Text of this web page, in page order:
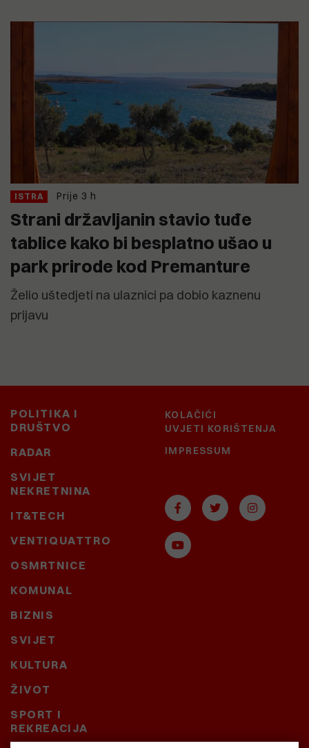
ISTRA Prije 3 h
Strani državljanin stavio tuđe
tablice kako bi besplatno ušao u
park prirode kod Premanture
Želio uštedjeti na ulaznici pa dobio kaznenu
prijavu
POLITIKA I
DRUŠTVO
RADAR
SVIJET
NEKRETNINA
IT&TECH
VENTIQUATTRO
OSMRTNICE
KOMUNAL
BIZNIS
SVIJET
KULTURA
ŽIVOT
SPORT I
REKREACIJA
KOLAČIĆI
UVJETI KORIŠTENJA
IMPRESSUM